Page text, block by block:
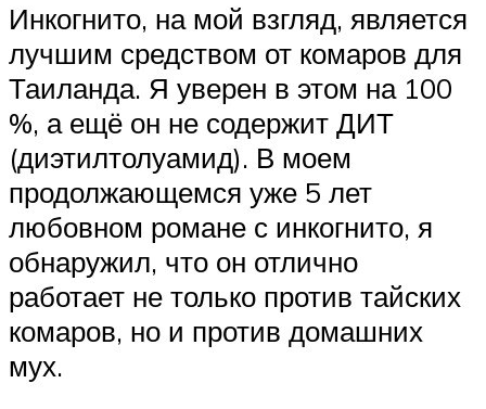
Инкогнито, на мой взгляд, является
лучшим средством от комаров для
Таиланда. Я уверен в этом на 100
%, а ещё он не содержит ДИТ
(диэтилтолуамид). В моем
продолжающемся уже 5 лет
любовном романе с инкогнито, я
обнаружил, что он отлично
работает не только против тайских
комаров, но и против домашних
мух.